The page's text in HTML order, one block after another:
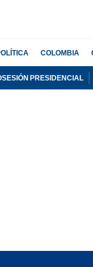
COLOMBIA
PRESIDENCIAL